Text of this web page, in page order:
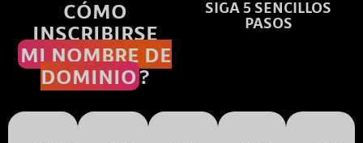
CÓMO
INSCRIBIRSE
MI NOMBRE DE
DOMINIO?
SIGA 5 SENCILLOS
PASOS